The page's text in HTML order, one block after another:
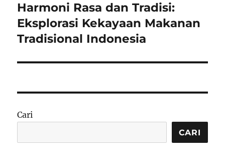
Next
post:
Harmoni Rasa dan Tradisi:
Eksplorasi Kekayaan Makanan
Tradisional Indonesia
Cari
CARI